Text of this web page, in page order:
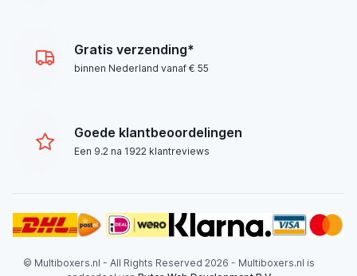
Gratis verzending*
binnen Nederland vanaf € 55
Goede klantbeoordelingen
Een 9.2 na 1922 klantreviews
© Multiboxers.nl - All Rights Reserved 2026 - Multiboxers.nl is